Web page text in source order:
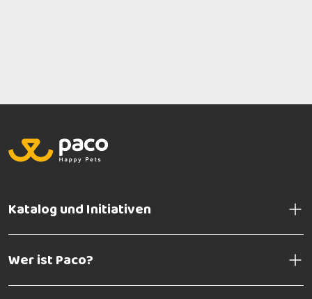
Katalog und Initiativen
Wer ist Paco?